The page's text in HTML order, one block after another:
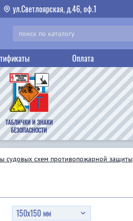
ул.Светлоярская, д.46, оф.1
Оплата
ТАБЛИЧКИ И ЗНАКИ
БЕЗОПАСНОСТИ
судовых схем противопожарной защиты